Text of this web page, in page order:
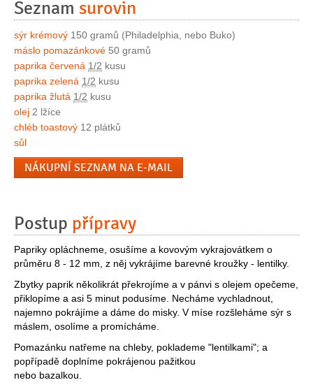
Seznam surovin
sýr krémový 150 gramů (Philadelphia, nebo Buko)
máslo pomazánkové 50 gramů
paprika červená 1/2 kusu
paprika zelená 1/2 kusu
paprika žlutá 1/2 kusu
olej 2 lžíce
chléb toastový 12 plátků
sůl
NÁKUPNÍ SEZNAM NA E-MAIL
Postup přípravy
Papriky opláchneme, osušíme a kovovým vykrajovátkem o
průměru 8 - 12 mm, z něj vykrájíme barevné kroužky - lentilky.
Zbytky paprik několikrát překrojíme a v pánvi s olejem opečeme,
přiklopíme a asi 5 minut podusíme. Necháme vychladnout,
najemno pokrájíme a dáme do misky. V míse rozšleháme sýr s
máslem, osolíme a promícháme.
Pomazánku natřeme na chleby, poklademe "lentilkami"; a
popřípadě doplníme pokrájenou pažitkou
nebo bazalkou.